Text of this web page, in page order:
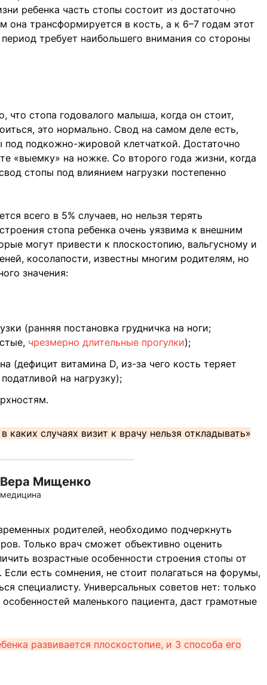
ребенка часть стопы состоит из достаточно
она трансформируется в кость, а к 6–7 годам этот
требует наибольшего внимания со стороны
что стопа годовалого малыша, когда он стоит,
это нормально. Свод на самом деле есть,
под подкожно-жировой клетчаткой. Достаточно
«выемку» на ножке. Со второго года жизни, когда
стопы под влиянием нагрузки постепенно
всего в 5% случаев, но нельзя терять
стопа ребенка очень уязвима к внешним
могут привести к плоскостопию, вальгусному и
косолапости, известны многим родителям, но
значения:
(ранняя постановка грудничка на ноги;
чрезмерно длительные прогулки);
(дефицит витамина D, из-за чего кость теряет
на нагрузку);
каких случаях визит к врачу нельзя откладывать»
Вера Мищенко
медицина
родителей, необходимо подчеркнуть
Только врач сможет объективно оценить
возрастные особенности строения стопы от
есть сомнения, не стоит полагаться на форумы,
специалисту. Универсальных советов нет: только
маленького пациента, даст грамотные
развивается плоскостопие, и 3 способа его